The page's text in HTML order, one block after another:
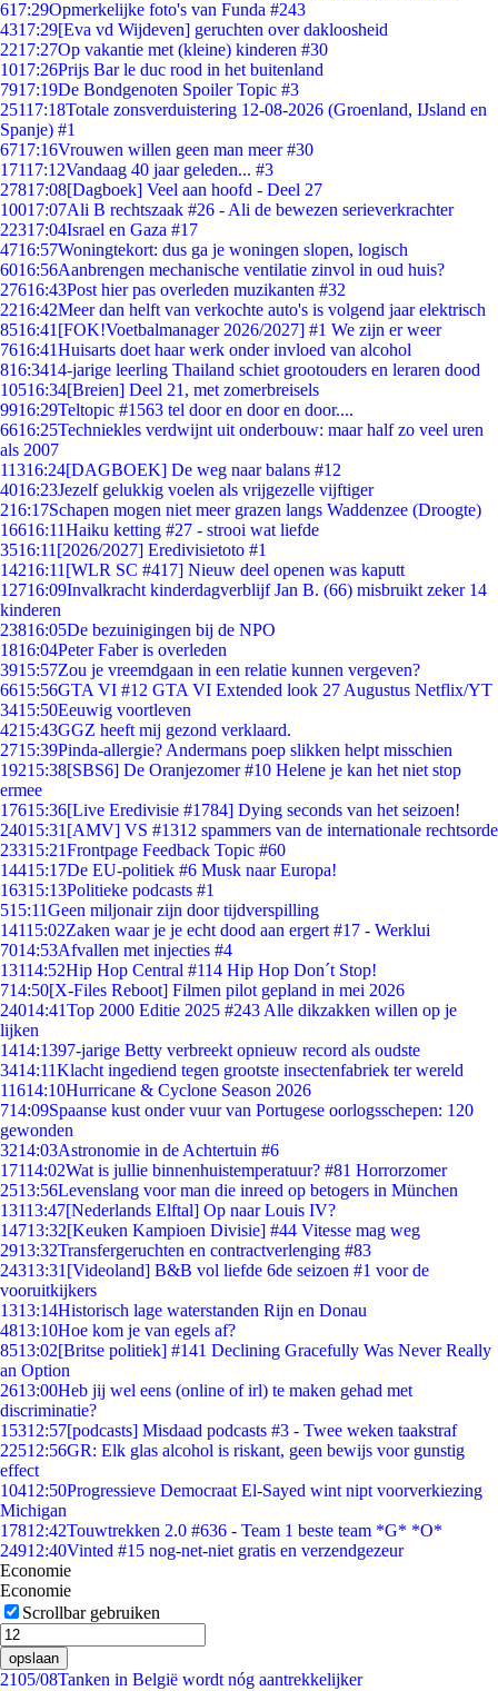
617:29Opmerkelijke foto's van Funda #243
4317:29[Eva vd Wijdeven] geruchten over dakloosheid
2217:27Op vakantie met (kleine) kinderen #30
1017:26Prijs Bar le duc rood in het buitenland
7917:19De Bondgenoten Spoiler Topic #3
25117:18Totale zonsverduistering 12-08-2026 (Groenland, IJsland en
Spanje) #1
6717:16Vrouwen willen geen man meer #30
17117:12Vandaag 40 jaar geleden... #3
27817:08[Dagboek] Veel aan hoofd - Deel 27
10017:07Ali B rechtszaak #26 - Ali de bewezen serieverkrachter
22317:04Israel en Gaza #17
4716:57Woningtekort: dus ga je woningen slopen, logisch
6016:56Aanbrengen mechanische ventilatie zinvol in oud huis?
27616:43Post hier pas overleden muzikanten #32
2216:42Meer dan helft van verkochte auto's is volgend jaar elektrisch
8516:41 [FOK!Voetbalmanager 2026/2027] #1 We zijn er weer
7616:41Huisarts doet haar werk onder invloed van alcohol
816:3414-jarige leerling Thailand schiet grootouders en leraren dood
10516:34[Breien] Deel 21, met zomerbreisels
9916:29Teltopic #1563 tel door en door en door....
6616:25Techniekles verdwijnt uit onderbouw: maar half zo veel uren
als 2007
11316:24[DAGBOEK] De weg naar balans #12
4016:23Jezelf gelukkig voelen als vrijgezelle vijftiger
216:17Schapen mogen niet meer grazen langs Waddenzee (Droogte)
16616:11Haiku ketting #27 - strooi wat liefde
3516:11 [2026/2027] Eredivisietoto #1
14216:11 [WLR SC #417] Nieuw deel openen was kaputt
12716:09Invalkracht kinderdagverblijf Jan B. (66) misbruikt zeker 14
kinderen
23816:05De bezuinigingen bij de NPO
1816:04Peter Faber is overleden
3915:57Zou je vreemdgaan in een relatie kunnen vergeven?
6615:56GTA VI #12 GTA VI Extended look 27 Augustus Netflix/YT
3415:50Eeuwig voortleven
4215:43GGZ heeft mij gezond verklaard.
2715:39Pinda-allergie? Andermans poep slikken helpt misschien
19215:38[SBS6] De Oranjezomer #10 Helene je kan het niet stop
ermee
17615:36[Live Eredivisie #1784] Dying seconds van het seizoen!
24015:31 [AMV] VS #1312 spammers van de internationale rechtsorde
23315:21Frontpage Feedback Topic #60
14415:17De EU-politiek #6 Musk naar Europa!
16315:13Politieke podcasts #1
515:11Geen miljonair zijn door tijdverspilling
14115:02Zaken waar je je echt dood aan ergert #17 - Werklui
7014:53Afvallen met injecties #4
13114:52Hip Hop Central #114 Hip Hop Don´t Stop!
714:50[X-Files Reboot] Filmen pilot gepland in mei 2026
24014:41Top 2000 Editie 2025 #243 Alle dikzakken willen op je
lijken
1414:1397-jarige Betty verbreekt opnieuw record als oudste
3414:11Klacht ingediend tegen grootste insectenfabriek ter wereld
11614:10Hurricane & Cyclone Season 2026
714:09Spaanse kust onder vuur van Portugese oorlogsschepen: 120
gewonden
3214:03Astronomie in de Achtertuin #6
17114:02Wat is jullie binnenhuistemperatuur? #81 Horrorzomer
2513:56Levenslang voor man die inreed op betogers in München
13113:47[Nederlands Elftal] Op naar Louis IV?
14713:32[Keuken Kampioen Divisie] #44 Vitesse mag weg
2913:32Transfergeruchten en contractverlenging #83
24313:31 [Videoland] B&B vol liefde 6de seizoen #1 voor de
vooruitkijkers
1313:14Historisch lage waterstanden Rijn en Donau
4813:10Hoe kom je van egels af?
8513:02[Britse politiek] #141 Declining Gracefully Was Never Really
an Option
2613:00Heb jij wel eens (online of irl) te maken gehad met
discriminatie?
15312:57[podcasts] Misdaad podcasts #3 - Twee weken taakstraf
22512:56GR: Elk glas alcohol is riskant, geen bewijs voor gunstig
effect
10412:50Progressieve Democraat El-Sayed wint nipt voorverkiezing
Michigan
17812:42Touwtrekken 2.0 #636 - Team 1 beste team *G* *O*
24912:40Vinted #15 nog-net-niet gratis en verzendgezeur
Economie
Economie
Scrollbar gebruiken
opslaan
2105/08Tanken in België wordt nóg aantrekkelijker